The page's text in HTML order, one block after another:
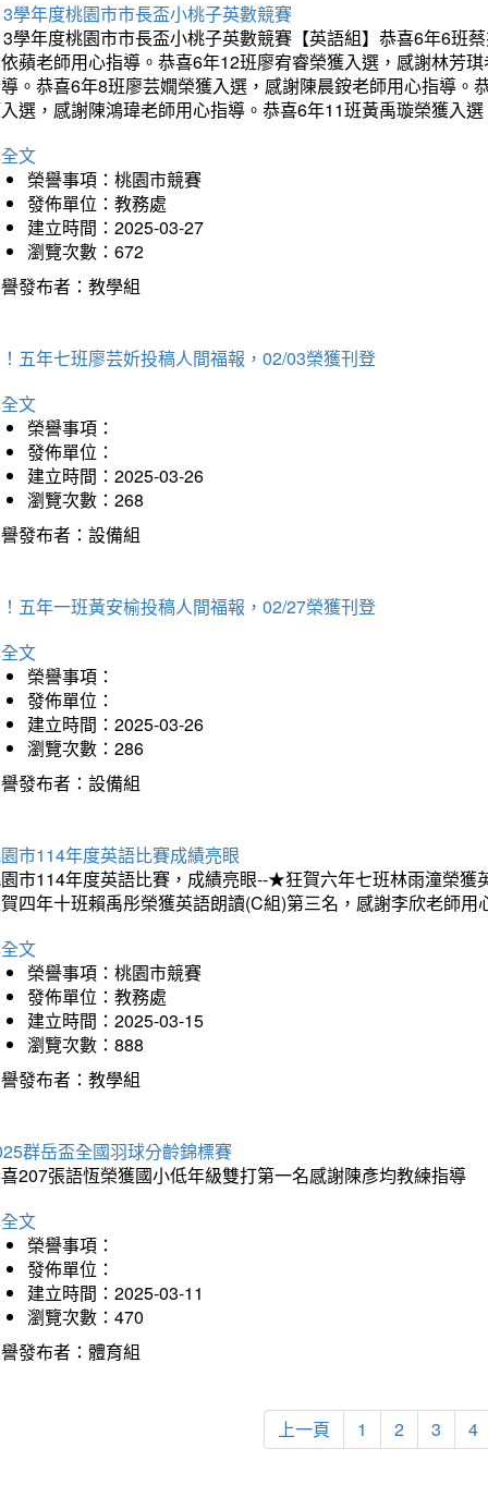
學年度桃園市市長盃小桃子英數競賽
學年度桃園市市長盃小桃子英數競賽【英語組】恭喜6年6班
蘋老師用心指導。恭喜6年12班廖宥睿榮獲入選，感謝林芳
。恭喜6年8班廖芸嫺榮獲入選，感謝陳晨銨老師用心指導
選，感謝陳鴻瑋老師用心指導。恭喜6年11班黃禹璇榮獲入
文
榮譽事項：桃園市競賽
發佈單位：教務處
建立時間：2025-03-27
瀏覽次數：672
發布者：教學組
五年七班廖芸妡投稿人間福報，02/03榮獲刊登
文
榮譽事項：
發佈單位：
建立時間：2025-03-26
瀏覽次數：268
發布者：設備組
五年一班黃安榆投稿人間福報，02/27榮獲刊登
文
榮譽事項：
發佈單位：
建立時間：2025-03-26
瀏覽次數：286
發布者：設備組
市114年度英語比賽成績亮眼
市114年度英語比賽，成績亮眼--★狂賀六年七班林雨潼榮
四年十班賴禹彤榮獲英語朗讀(C組)第三名，感謝李欣老師
文
榮譽事項：桃園市競賽
發佈單位：教務處
建立時間：2025-03-15
瀏覽次數：888
發布者：教學組
群岳盃全國羽球分齡錦標賽
207張語恆榮獲國小低年級雙打第一名感謝陳彥均教練指導
文
榮譽事項：
發佈單位：
建立時間：2025-03-11
瀏覽次數：470
發布者：體育組
上一頁 1 2 3 4